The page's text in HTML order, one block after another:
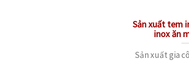
Sản xuất tem
inox ăn
Sản xuất gia